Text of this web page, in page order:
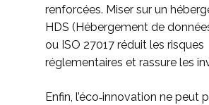
renforcées. Miser sur un
HDS (Hébergement de
ou ISO 27017 réduit les risques
réglementaires et rassure les
Enfin, l’éco‑innovation ne peut